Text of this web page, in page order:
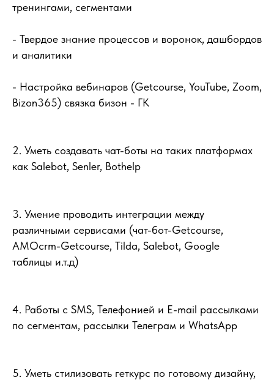
тренингами, сегментами
- Твердое знание процессов и воронок, дашбордов
и аналитики
- Настройка вебинаров (Getcourse, YouTube, Zoom,
Bizon365) связка бизон - ГК
2. Уметь создавать чат-боты на таких платформах
как Salebot, Senler, Bothelp
3. Умение проводить интеграции между
различными сервисами (чат-бот-Getcourse,
AMOcrm-Getcourse, Tilda, Salebot, Google
таблицы и.т.д)
4. Работы с SMS, Телефонией и E-mail рассылками
по сегментам, рассылки Телеграм и WhatsApp
5. Уметь стилизовать геткурс по готовому дизайну,